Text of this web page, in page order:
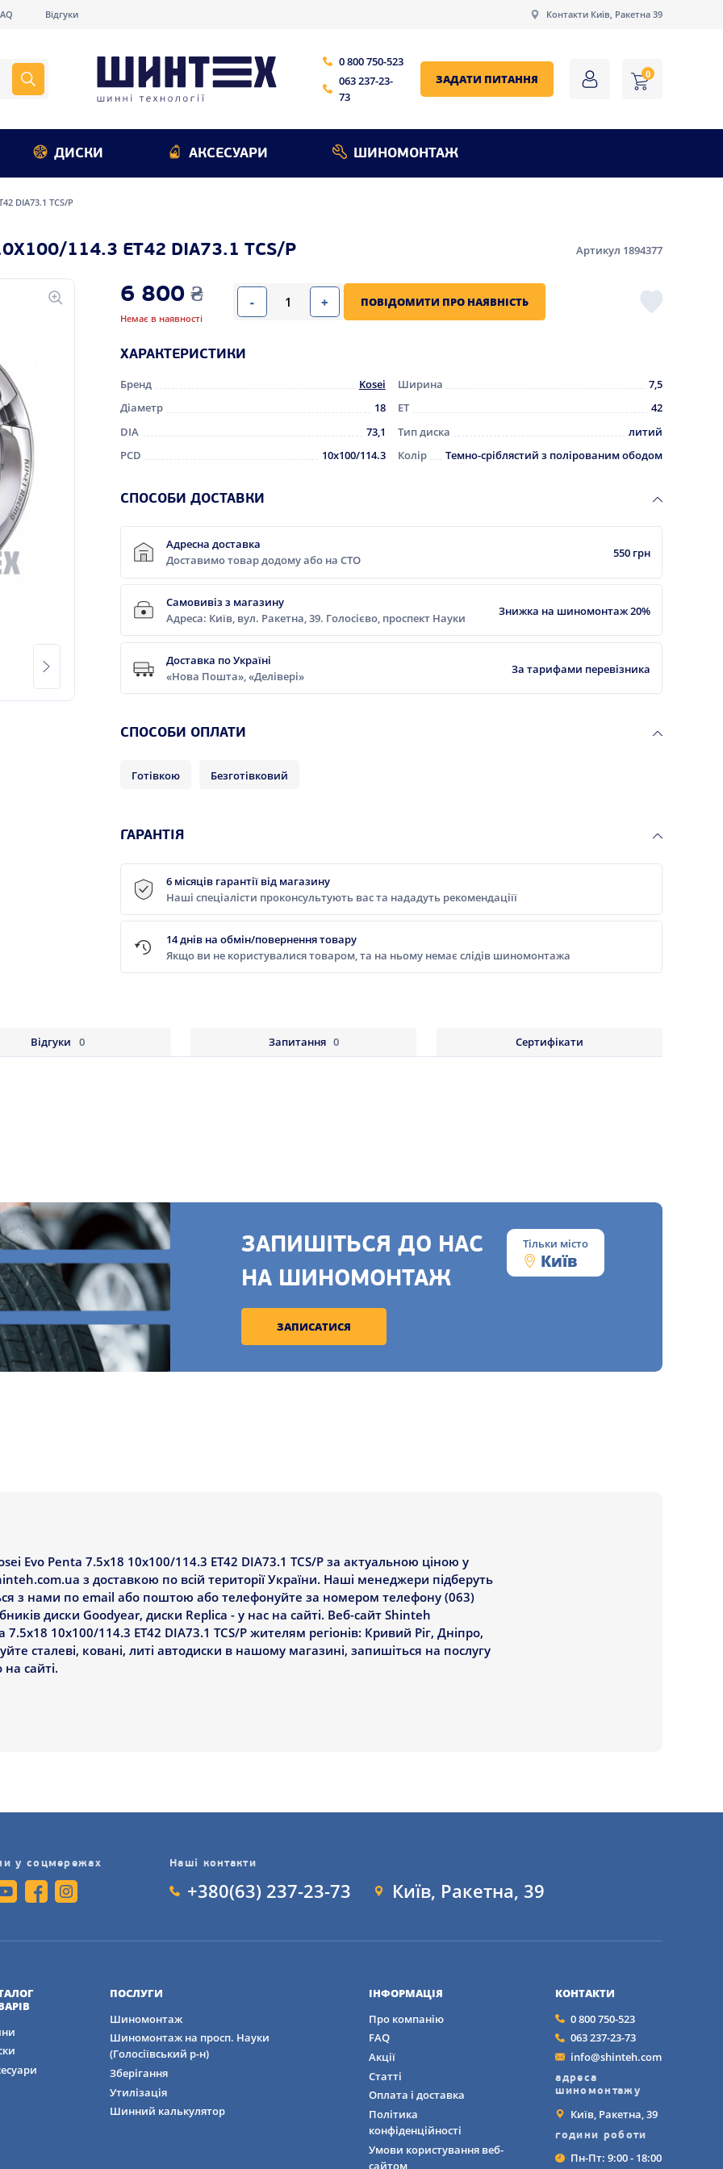
Відгуки Контакти Київ, Ракетна 39
0 800 750-523
063 237-23-
73
ЗАДАТИ ПИТАННЯ 0
ДИСКИ АКСЕСУАРИ ШИНОМОНТАЖ
DIA73.1 TCS/P
114.3 ET42 DIA73.1 TCS/P
Артикул 1894377
6 800 ₴
Немає в наявності
- + ПОВІДОМИТИ ПРО НАЯВНІСТЬ
ХАРАКТЕРИСТИКИ
Бренд Kosei Ширина
7,5
Діаметр
18 ET
42
DIA
73,1 Тип диска
литий
PCD
10x100/114.3 Колір Темно-сріблястий з полірованим ободом
СПОСОБИ ДОСТАВКИ
Адресна доставка
Доставимо товар додому або на СТО
550 грн
Самовивіз з магазину
Адреса: Київ, вул. Ракетна, 39. Голосієво, проспект Науки
Знижка на шиномонтаж 20%
Доставка по Україні
«Нова Пошта», «Делівері»
За тарифами перевізника
СПОСОБИ ОПЛАТИ
Готівкою Безготівковий
ГАРАНТІЯ
6 місяців гарантії від магазину
Наші спеціалісти проконсультують вас та нададуть рекомендаціїї
14 днів на обмін/повернення товару
Якщо ви не користувалися товаром, та на ньому немає слідів шиномонтажа
Відгуки 0 Запитання 0 Сертифікати
ЗАПИШІТЬСЯ ДО НАС
НА ШИНОМОНТАЖ
Тільки місто
Київ
ЗАПИСАТИСЯ
Evo Penta 7.5x18 10x100/114.3 ET42 DIA73.1 TCS/P за актуальною ціною у
з доставкою по всій території України. Наші менеджери підберуть
з нами по email або поштою або телефонуйте за номером телефону (063)
диски Goodyear, диски Replica - у нас на сайті. Веб-сайт Shinteh
7.5x18 10x100/114.3 ET42 DIA73.1 TCS/P жителям регіонів: Кривий Ріг, Дніпро,
сталеві, ковані, литі автодиски в нашому магазині, запишіться на послугу
сайті.
у соцмережах Наші контакти
+380(63) 237-23-73 Київ, Ракетна, 39
ПОСЛУГИ
Шиномонтаж
Шиномонтаж на просп. Науки
(Голосіївський р-н)
Зберігання
Утилізація
Шинний калькулятор
ІНФОРМАЦІЯ
Про компанію
FAQ
Акції
Статті
Оплата і доставка
Політика
конфіденційності
Умови користування веб-
сайтом
КОНТАКТИ
0 800 750-523
063 237-23-73
info@shinteh.com
адреса
шиномонтажу
Київ, Ракетна, 39
години роботи
Пн-Пт: 9:00 - 18:00